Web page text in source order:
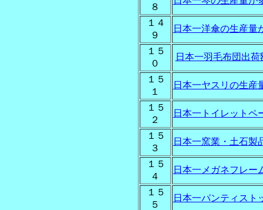
８
１４
９
日本一洋傘の生産量
１５
０
日本一羽毛布団出
１５
１
日本一ヤスリの生産
１５
２
日本一トイレットペ
１５
３
日本一窯業・土石製
１５
４
日本一メガネフレー
１５
５
日本一パンティスト